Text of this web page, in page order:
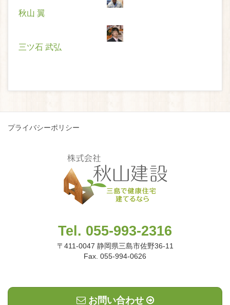
秋山 翼
三ツ石 武弘
プライバシーポリシー
Tel. 055-993-2316
〒411-0047 静岡県三島市佐野36-11
Fax. 055-994-0626
お問い合わせ